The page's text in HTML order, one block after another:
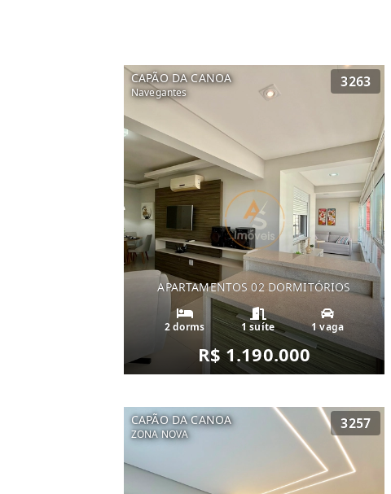
CAPÃO DA CANOA
Navegantes
3263
APARTAMENTOS 02 DORMITÓRIOS
2 dorms 1 suíte 1 vaga
R$ 1.190.000
CAPÃO DA CANOA
ZONA NOVA
3257